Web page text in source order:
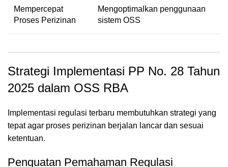
Mempercepat
Proses Perizinan
Mengoptimalkan penggunaan
sistem OSS
Strategi Implementasi PP No. 28 Tahun
2025 dalam OSS RBA
Implementasi regulasi terbaru membutuhkan strategi yang
tepat agar proses perizinan berjalan lancar dan sesuai
ketentuan.
Penguatan Pemahaman Regulasi